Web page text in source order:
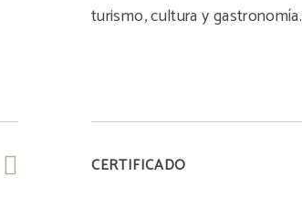
turismo, cultura y gastronomía.
CERTIFICADO